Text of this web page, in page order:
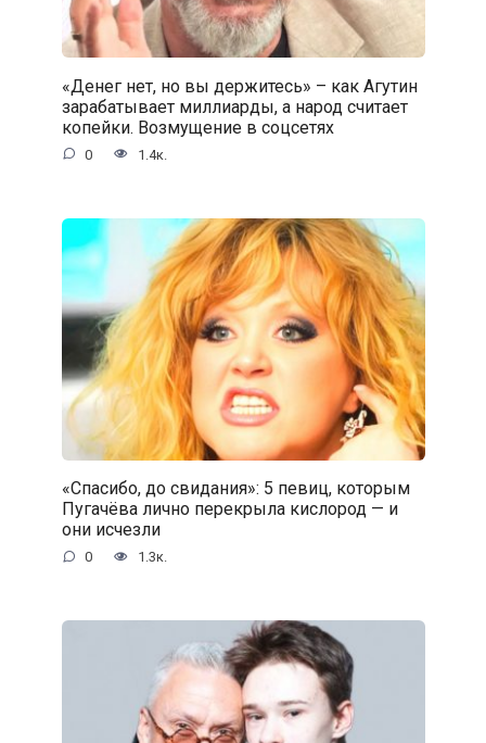
«Денег нет, но вы держитесь» – как Агутин
зарабатывает миллиарды, а народ считает
копейки. Возмущение в соцсетях
0 1.4к.
«Спасибо, до свидания»: 5 певиц, которым
Пугачёва лично перекрыла кислород — и
они исчезли
0 1.3к.